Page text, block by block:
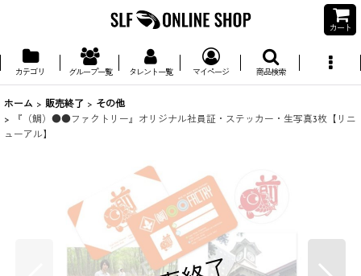
カート
カテゴリ グループ一覧 タレント一覧 マイページ 商品検索
ホーム > 販売終了 > その他
>
『（鯛）●●ファクトリー』オリジナル社員証・ステッカー・生写真3枚【リニ
ューアル】